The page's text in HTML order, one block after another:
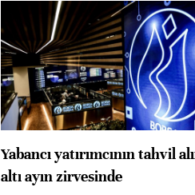
Yabancı yatırımcının tahvil
altı ayın zirvesinde